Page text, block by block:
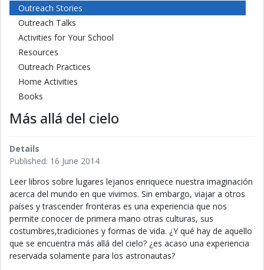
Outreach Stories
Outreach Talks
Activities for Your School
Resources
Outreach Practices
Home Activities
Books
Más allá del cielo
Details
Published: 16 June 2014
Leer libros sobre lugares lejanos enriquece nuestra imaginación
acerca del mundo en que vivimos. Sin embargo, viajar a otros
países y trascender fronteras es una experiencia que nos
permite conocer de primera mano otras culturas, sus
costumbres,tradiciones y formas de vida. ¿Y qué hay de aquello
que se encuentra más allá del cielo? ¿es acaso una experiencia
reservada solamente para los astronautas?